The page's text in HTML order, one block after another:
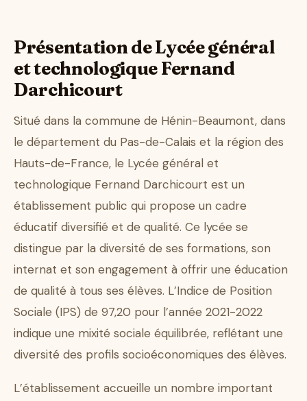
Présentation de Lycée général
et technologique Fernand
Darchicourt
Situé dans la commune de Hénin-Beaumont, dans
le département du Pas-de-Calais et la région des
Hauts-de-France, le Lycée général et
technologique Fernand Darchicourt est un
établissement public qui propose un cadre
éducatif diversifié et de qualité. Ce lycée se
distingue par la diversité de ses formations, son
internat et son engagement à offrir une éducation
de qualité à tous ses élèves. L’Indice de Position
Sociale (IPS) de 97,20 pour l’année 2021-2022
indique une mixité sociale équilibrée, reflétant une
diversité des profils socioéconomiques des élèves.
L’établissement accueille un nombre important